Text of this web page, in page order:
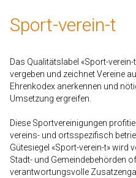
Sport-verein-t
Das Qualitätslabel «Sport-
vergeben und zeichnet Vereine
Ehrenkodex anerkennen und
Umsetzung ergreifen.
Diese Sportvereinigungen
vereins- und ortsspezifisch
Gütesiegel «Sport-verein-t» wird
Stadt- und Gemeindebehörden
verantwortungsvolle